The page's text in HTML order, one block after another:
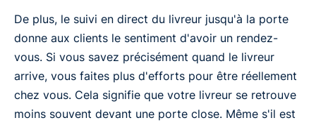
De plus, le suivi en direct du livreur jusqu'à la porte
donne aux clients le sentiment d'avoir un rendez-
vous. Si vous savez précisément quand le livreur
arrive, vous faites plus d'efforts pour être réellement
chez vous. Cela signifie que votre livreur se retrouve
moins souvent devant une porte close. Même s'il est